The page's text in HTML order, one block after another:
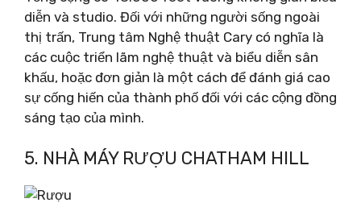
diễn và studio. Đối với những người sống ngoài
thị trấn, Trung tâm Nghệ thuật Cary có nghĩa là
các cuộc triển lãm nghệ thuật và biểu diễn sân
khấu, hoặc đơn giản là một cách để đánh giá cao
sự cống hiến của thành phố đối với các cộng đồng
sáng tạo của mình.
5. NHÀ MÁY RƯỢU CHATHAM HILL